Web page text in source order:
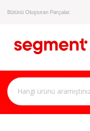
Bütünü Oluşturan Parçalar.